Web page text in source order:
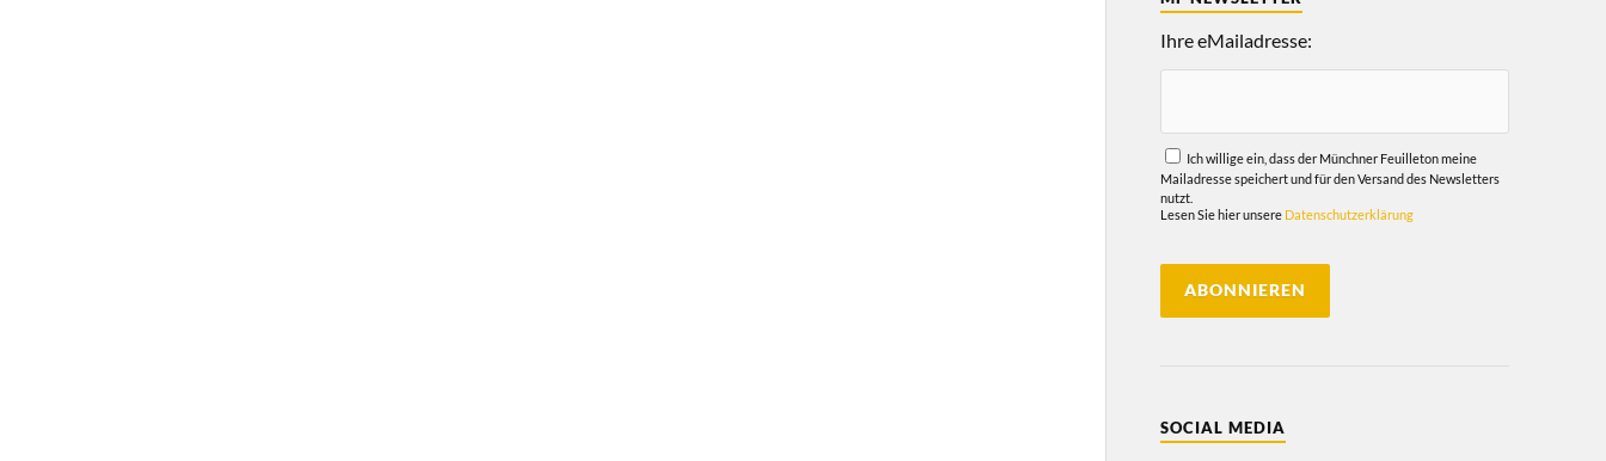
Ihre eMailadresse:
Ich willige ein, dass der Münchner Feuilleton meine
Mailadresse speichert und für den Versand des Newsletters
nutzt.
Lesen Sie hier unsere Datenschutzerklärung
SOCIAL MEDIA